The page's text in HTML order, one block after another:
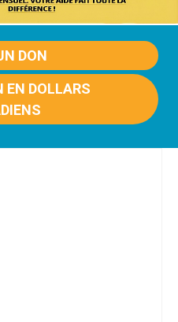
DON
EN DOLLARS